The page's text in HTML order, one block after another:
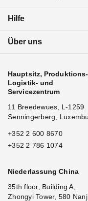
Hilfe
Über uns
Hauptsitz,
Logistik- und
Servicezentrum
11 Breedewues, L-1259
Senningerberg,
+352 2 600 8670
+352 2 786 1074
Niederlassung China
35th floor, Building A,
Zhongyi Tower, 580